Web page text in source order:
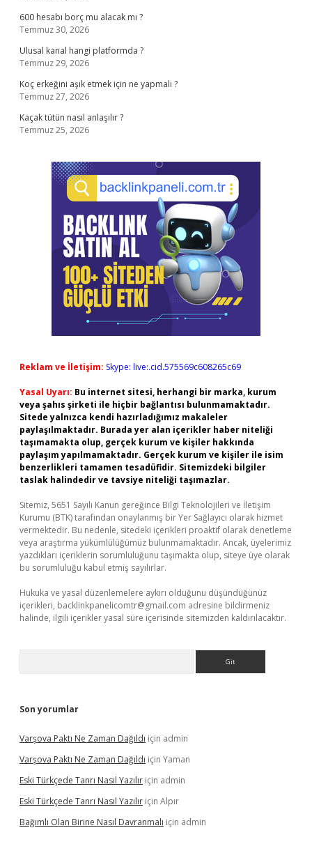
600 hesabı borç mu alacak mı ?
Temmuz 30, 2026
Ulusal kanal hangi platformda ?
Temmuz 29, 2026
Koç erkeğini aşık etmek için ne yapmalı ?
Temmuz 27, 2026
Kaçak tütün nasıl anlaşılır ?
Temmuz 25, 2026
Reklam ve İletişim: Skype: live:.cid.575569c608265c69
Yasal Uyarı: Bu internet sitesi, herhangi bir marka, kurum
veya şahıs şirketi ile hiçbir bağlantısı bulunmamaktadır.
Sitede yalnızca kendi hazırladığımız makaleler
paylaşılmaktadır. Burada yer alan içerikler haber niteliği
taşımamakta olup, gerçek kurum ve kişiler hakkında
paylaşım yapılmamaktadır. Gerçek kurum ve kişiler ile isim
benzerlikleri tamamen tesadüfidir. Sitemizdeki bilgiler
taslak halindedir ve tavsiye niteliği taşımazlar.
Sitemiz, 5651 Sayılı Kanun gereğince Bilgi Teknolojileri ve İletişim
Kurumu (BTK) tarafından onaylanmış bir Yer Sağlayıcı olarak hizmet
vermektedir. Bu nedenle, sitedeki içerikleri proaktif olarak denetleme
veya araştırma yükümlülüğümüz bulunmamaktadır. Ancak, üyelerimiz
yazdıkları içeriklerin sorumluluğunu taşımakta olup, siteye üye olarak
bu sorumluluğu kabul etmiş sayılırlar.
Hukuka ve yasal düzenlemelere aykırı olduğunu düşündüğünüz
içerikleri, backlinkpanelicomtr@gmail.com adresine bildirmeniz
halinde, ilgili içerikler yasal süre içerisinde sitemizden kaldırılacaktır.
Son yorumlar
Varşova Paktı Ne Zaman Dağıldı için admin
Varşova Paktı Ne Zaman Dağıldı için Yaman
Eski Türkçede Tanrı Nasıl Yazılır için admin
Eski Türkçede Tanrı Nasıl Yazılır için Alpır
Bağımlı Olan Birine Nasıl Davranmalı için admin